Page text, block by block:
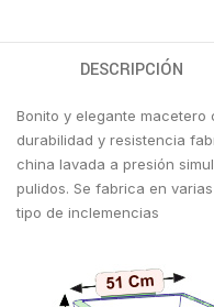
DESCRIPCIÓN
Bonito y elegante
durabilidad y resistencia
china lavada a presión
pulidos. Se fabrica en
tipo de inclemencias